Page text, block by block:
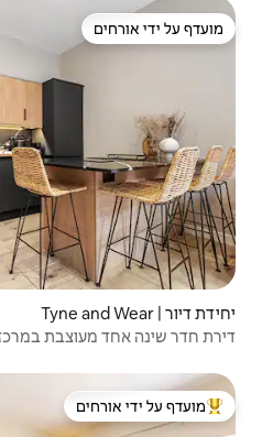
דירוג ממוצע של 4.92 מתוך 5, 137 ביקורות
4.92 (137)
העיר (4 מיטות)
ידי אורחים